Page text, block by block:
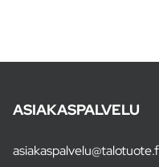
ASIAKASPALVELU